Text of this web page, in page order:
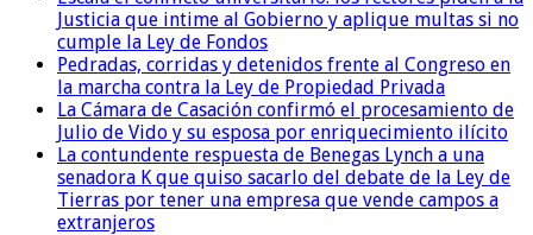
Justicia que intime al Gobierno y aplique multas si no
cumple la Ley de Fondos
Pedradas, corridas y detenidos frente al Congreso en
la marcha contra la Ley de Propiedad Privada
La Cámara de Casación confirmó el procesamiento de
Julio de Vido y su esposa por enriquecimiento ilícito
La contundente respuesta de Benegas Lynch a una
senadora K que quiso sacarlo del debate de la Ley de
Tierras por tener una empresa que vende campos a
extranjeros